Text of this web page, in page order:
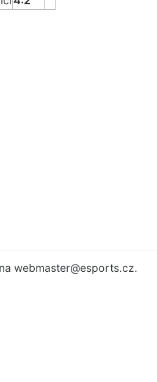
webmaster@esports.cz.